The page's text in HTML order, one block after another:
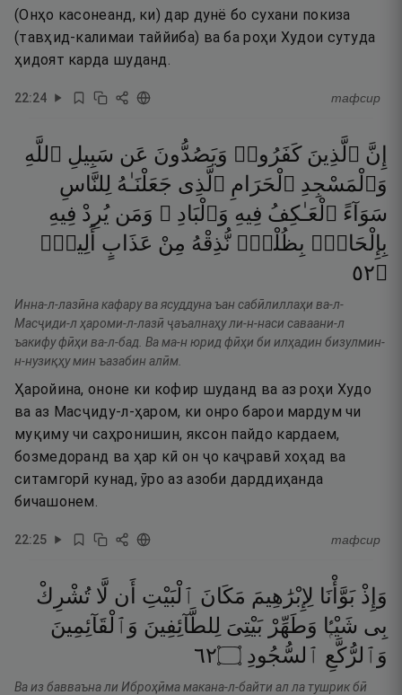
(Онҳо касонеанд, ки) дар дунё бо сухани покиза
(тавҳид-калимаи таййиба) ва ба роҳи Худои сутуда
ҳидоят карда шуданд.
22:24 тафсир
إِنَّ ٱلَّذِينَ كَفَرُوا۟ وَيَصُدُّونَ عَن سَبِيلِ ٱللَّهِ
وَٱلْمَسْجِدِ ٱلْحَرَامِ ٱلَّذِى جَعَلْنَـٰهُ لِلنَّاسِ
سَوَآءً ٱلْعَـٰكِفُ فِيهِ وَٱلْبَادِ ۚ وَمَن يُرِدْ فِيهِ
بِإِلْحَادٍۭ بِظُلْمٍۢ نُّذِقْهُ مِنْ عَذَابٍ
أَلِيمٍۢ
۝٢٥
Инна-л-лазӣна кафару ва ясуддуна ъан сабӣлиллаҳи ва-л-
Масҷиди-л ҳароми-л-лазӣ ҷаъалнаҳу ли-н-наси саваани-л
ъакифу фӣҳи ва-л-бад. Ва ма-н юрид фӣҳи би илҳадин бизулмин-
н-нузиқҳу мин ъазабин алӣм.
Ҳаройина, ононе ки кофир шуданд ва аз роҳи Худо
ва аз Масҷиду-л-ҳаром, ки онро барои мардум чи
муқиму чи саҳронишин, яксон пайдо кардаем,
бозмедоранд ва ҳар кӣ он ҷо каҷравӣ хоҳад ва
ситамгорӣ кунад, ӯро аз азоби дарддиҳанда
бичашонем.
22:25 тафсир
وَإِذْ بَوَّأْنَا لِإِبْرَٰهِيمَ مَكَانَ ٱلْبَيْتِ أَن لَّا تُشْرِكْ
بِى شَيْـًۭٔا وَطَهِّرْ بَيْتِىَ لِلطَّآئِفِينَ وَٱلْقَآئِمِينَ
وَٱلرُّكَّعِ ٱلسُّجُودِ ۝٢٦
Ва из бавваъна ли Иброҳӣма макана-л-байти ал ла тушрик бӣ